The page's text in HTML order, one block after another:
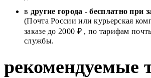
в другие города -бесплатно при
(Почта России или курьерская
заказе до 2000 ₽ , по тарифам
службы.
рекомендуемые